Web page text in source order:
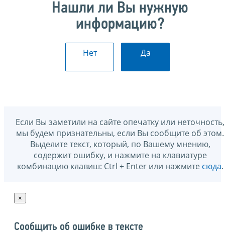
Нашли ли Вы нужную
информацию?
Нет Да
Если Вы заметили на сайте опечатку или неточность,
мы будем признательны, если Вы сообщите об этом.
Выделите текст, который, по Вашему мнению,
содержит ошибку, и нажмите на клавиатуре
комбинацию клавиш: Ctrl + Enter или нажмите сюда.
×
Сообщить об ошибке в тексте